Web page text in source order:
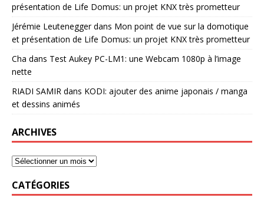
présentation de Life Domus: un projet KNX très prometteur
Jérémie Leuteneggerdans Mon point de vue sur la domotique
et présentation de Life Domus: un projet KNX très prometteur
Cha dans Test Aukey PC-LM1: une Webcam 1080p à l’image
nette
RIADI SAMIR dans KODI: ajouter des anime japonais / manga
et dessins animés
ARCHIVES
CATÉGORIES